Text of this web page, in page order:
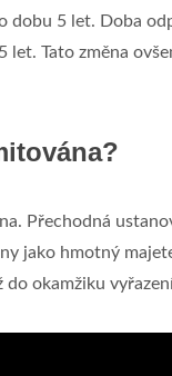
dobu 5 let. Doba
let. Tato změna
Přechodná
jako hmotný
okamžiku